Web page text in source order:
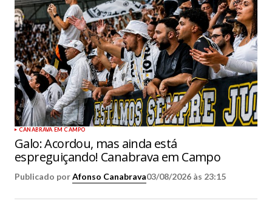
CANABRAVA EM CAMPO
Galo: Acordou, mas ainda está
espreguiçando! Canabrava em Campo
Publicado porAfonso Canabrava03/08/2026 às 23:15